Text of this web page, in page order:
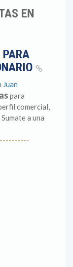
EN
PARA
Juan
para
comercial,
a una
----------